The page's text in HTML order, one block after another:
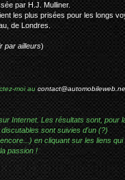
par H.J. Mulliner.
les plus prisées pour les longs
de Londres.
par ailleurs)
moi au
Internet. Les résultats sont, pour
sont suivies d'un (?)
en cliquant sur les liens
passion !